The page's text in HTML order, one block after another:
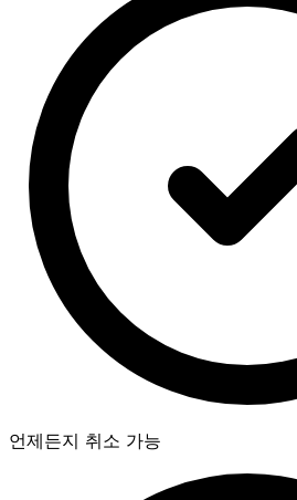
언제든지 취소 가능